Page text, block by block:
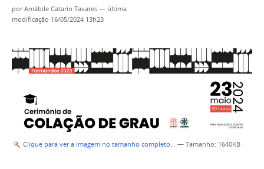
porAmábile Catarin Tavares — última
modificação 16/05/2024 13h23
Clique para ver a imagem no tamanho completo… — Tamanho: 1640KB